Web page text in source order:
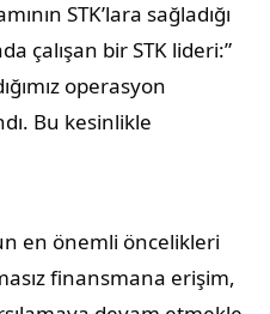
STK’lara sağladığı
çalışan bir STK lideri:”
operasyon
Bu kesinlikle
en önemli öncelikleri
finansmana erişim,